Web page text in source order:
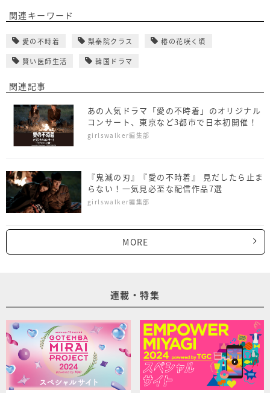
関連キーワード
愛の不時着 梨泰院クラス 椿の花咲く頃
賢い医師生活 韓国ドラマ
関連記事
あの人気ドラマ「愛の不時着」のオリジナル
コンサート、東京など3都市で日本初開催！
girlswalker編集部
『鬼滅の刃』『愛の不時着』 見だしたら止ま
らない！一気見必至な配信作品7選
girlswalker編集部
MORE
連載・特集